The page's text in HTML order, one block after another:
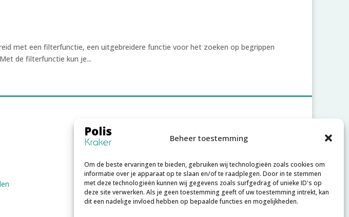
Beheer toestemming
Om de beste ervaringen te bieden, gebruiken wij technologieën zoals cookies om
informatie over je apparaat op te slaan en/of te raadplegen. Door in te stemmen
met deze technologieën kunnen wij gegevens zoals surfgedrag of unieke ID's op
deze site verwerken. Als je geen toestemming geeft of uw toestemming intrekt, kan
dit een nadelige invloed hebben op bepaalde functies en mogelijkheden.
met een filterfunctie, een uitgebreidere functie voor het zoeken op begrippen
de filterfunctie kun je...
Account aanmaken
Wachtwoord vergeten